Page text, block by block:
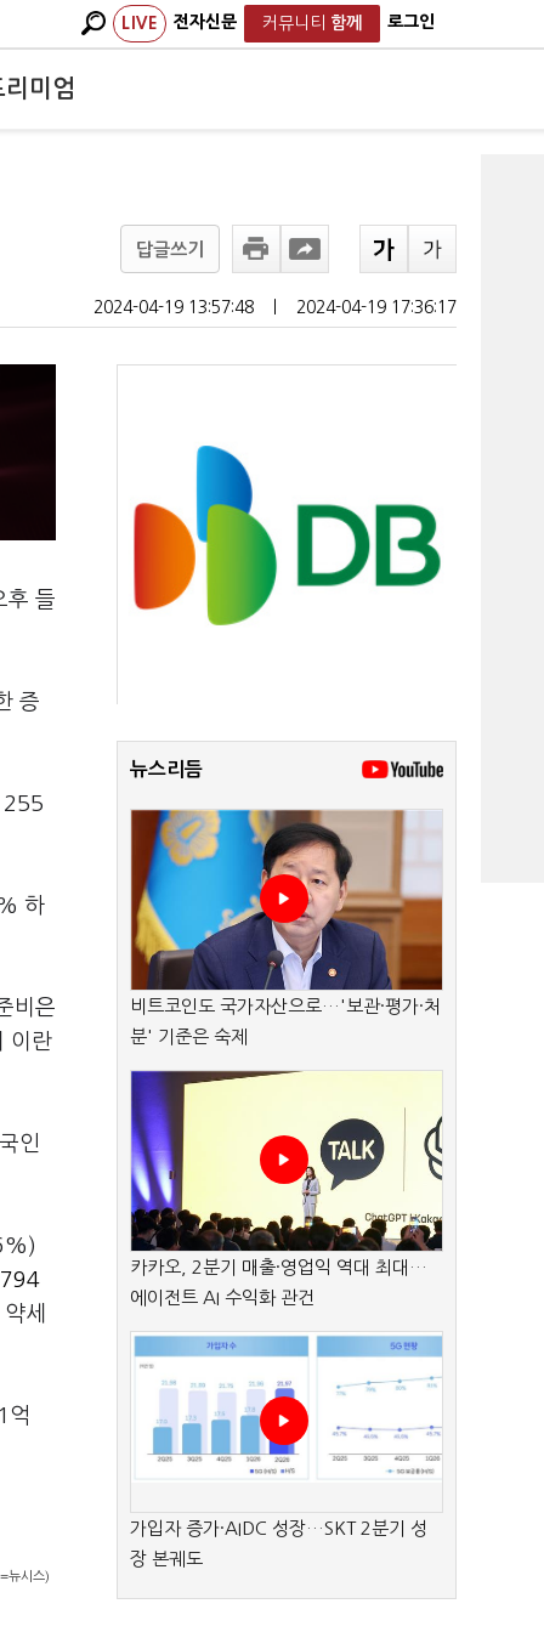
LIVE 전자신문 커뮤니티 함께 로그인
리미엄
답글쓰기
2024-04-19 13:57:48 2024-04-19 17:36:17
후 들
증
255
하
비은
이란
인
세
억
뉴시스)
뉴스리듬
비트코인도 국가자산으로…'보관·평가·처
분' 기준은 숙제
카카오, 2분기 매출·영업익 역대 최대…
에이전트 AI 수익화 관건
가입자 증가·AIDC 성장…SKT 2분기 성
장 본궤도